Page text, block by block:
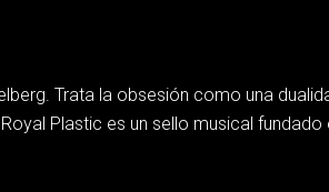
Trata la obsesión como una
Plastic es un sello musical fundado